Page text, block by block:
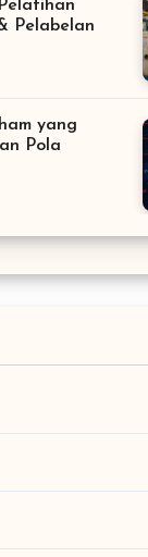
Pelabelan
yang
Pola